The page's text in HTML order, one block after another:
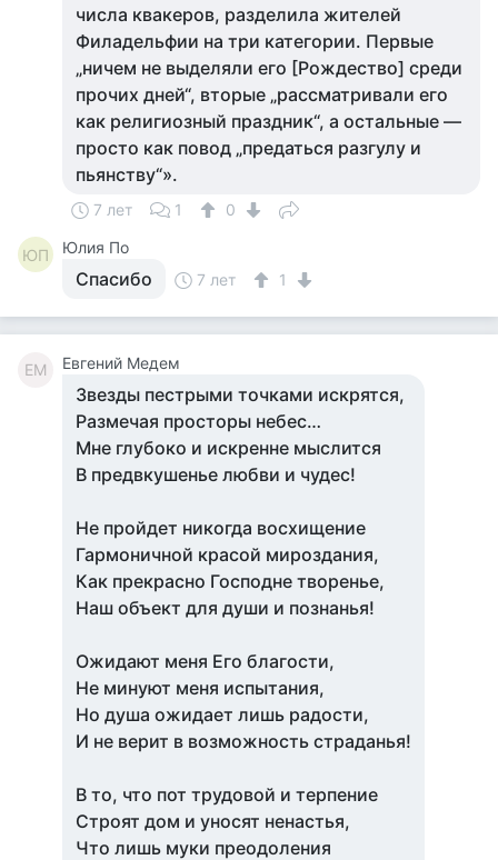
числа квакеров, разделила жителей
Филадельфии на три категории. Первые
„ничем не выделяли его [Рождество] среди
прочих дней“, вторые „рассматривали его
как религиозный праздник“, а остальные —
просто как повод „предаться разгулу и
пьянству“».
7 лет 1 0
ЮП Юлия По
Спасибо 7 лет 1
ЕМ Евгений Медем
Звезды пестрыми точками искрятся,
Размечая просторы небес…
Мне глубоко и искренне мыслится
В предвкушенье любви и чудес!
Не пройдет никогда восхищение
Гармоничной красой мироздания,
Как прекрасно Господне творенье,
Наш объект для души и познанья!
Ожидают меня Его благости,
Не минуют меня испытания,
Но душа ожидает лишь радости,
И не верит в возможность страданья!
В то, что пот трудовой и терпение
Строят дом и уносят ненастья,
Что лишь муки преодоления